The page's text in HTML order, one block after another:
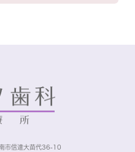
市信達大苗代36-10